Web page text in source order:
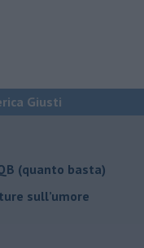
Giusti
(quanto basta)
sull’umore